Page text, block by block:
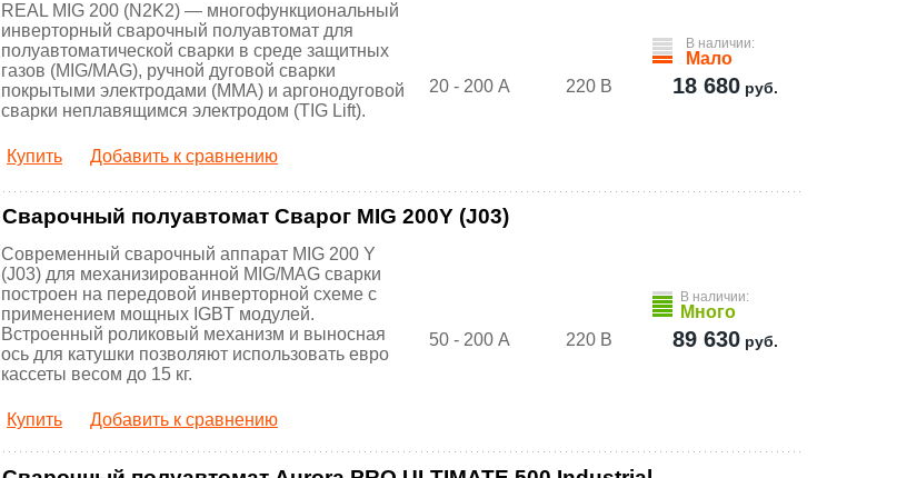
REAL MIG 200 (N2K2) — многофункциональный
инверторный сварочный полуавтомат для
полуавтоматической сварки в среде защитных
газов (MIG/MAG), ручной дуговой сварки
покрытыми электродами (MMA) и аргонодуговой
сварки неплавящимся электродом (TIG Lift).
Купить Добавить к сравнению
20 - 200 А 220 В
В наличии:
Мало
18 680 руб.
Сварочный полуавтомат Сварог MIG 200Y (J03)
Современный сварочный аппарат MIG 200 Y
(J03) для механизированной MIG/MAG сварки
построен на передовой инверторной схеме с
применением мощных IGBT модулей.
Встроенный роликовый механизм и выносная
ось для катушки позволяют использовать евро
кассеты весом до 15 кг.
Купить Добавить к сравнению
50 - 200 А 220 В
В наличии:
Много
89 630 руб.